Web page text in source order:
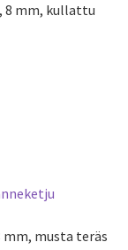
8 mm, kullattu
mm, musta teräs